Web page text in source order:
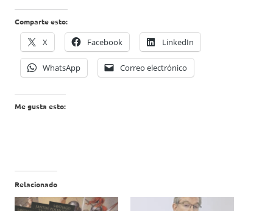
Comparte esto:
X Facebook LinkedIn
WhatsApp Correo electrónico
Me gusta esto:
Relacionado